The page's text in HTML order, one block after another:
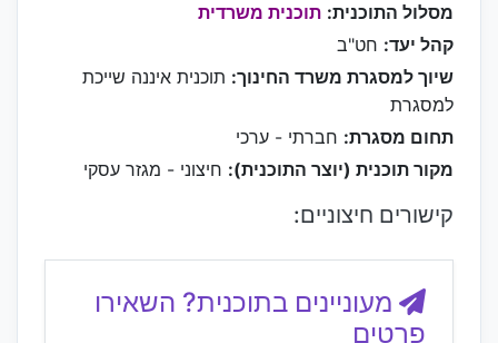
מסלול התוכנית: תוכנית משרדית
קהל יעד: חט"ב
שיוך למסגרת משרד החינוך: תוכנית איננה שייכת
למסגרת
תחום מסגרת: חברתי - ערכי
מקור תוכנית (יוצר התוכנית): חיצוני - מגזר עסקי
קישורים חיצוניים:
מעוניינים בתוכנית? השאירו
פרטים